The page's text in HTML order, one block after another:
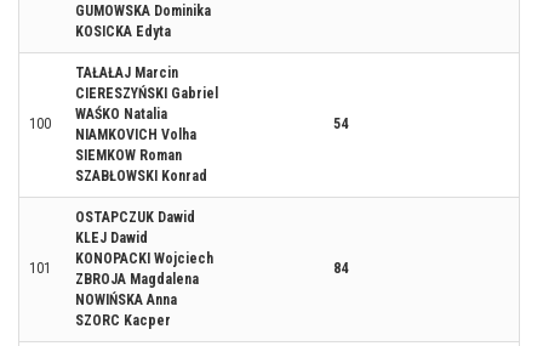
GUMOWSKA Dominika
KOSICKA Edyta
100
TAŁAŁAJ Marcin
CIERESZYŃSKI Gabriel
WAŚKO Natalia
NIAMKOVICH Volha
SIEMKOW Roman
SZABŁOWSKI Konrad
54
101
OSTAPCZUK Dawid
KLEJ Dawid
KONOPACKI Wojciech
ZBROJA Magdalena
NOWIŃSKA Anna
SZORC Kacper
84